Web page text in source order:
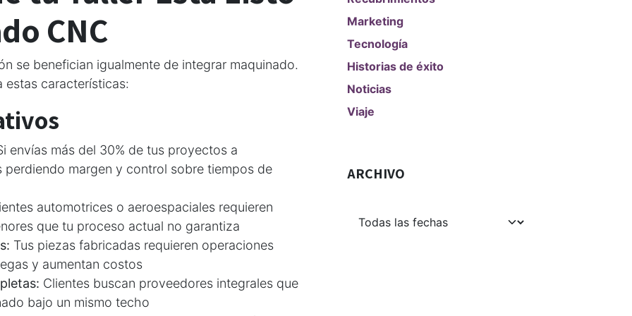
CNC
se benefician igualmente de integrar maquinado.
estas características:
envías más del 30% de tus proyectos a
perdiendo margen y control sobre tiempos de
automotrices o aeroespaciales requieren
que tu proceso actual no garantiza
Tus piezas fabricadas requieren operaciones
y aumentan costos
Clientes buscan proveedores integrales que
bajo un mismo techo
Marketing
Tecnología
Historias de éxito
Noticias
Viaje
ARCHIVO